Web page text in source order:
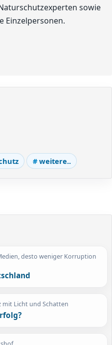
sowie
Einzelpersonen.
weitere..
desto weniger Korruption
mit Licht und Schatten